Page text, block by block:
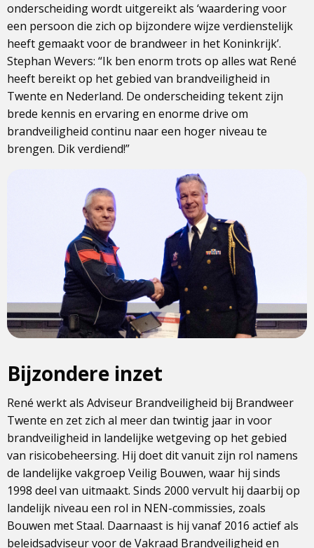
onderscheiding wordt uitgereikt als ‘waardering voor
een persoon die zich op bijzondere wijze verdienstelijk
heeft gemaakt voor de brandweer in het Koninkrijk’.
Stephan Wevers: “Ik ben enorm trots op alles wat René
heeft bereikt op het gebied van brandveiligheid in
Twente en Nederland. De onderscheiding tekent zijn
brede kennis en ervaring en enorme drive om
brandveiligheid continu naar een hoger niveau te
brengen. Dik verdiend!”
Bijzondere inzet
René werkt als Adviseur Brandveiligheid bij Brandweer
Twente en zet zich al meer dan twintig jaar in voor
brandveiligheid in landelijke wetgeving op het gebied
van risicobeheersing. Hij doet dit vanuit zijn rol namens
de landelijke vakgroep Veilig Bouwen, waar hij sinds
1998 deel van uitmaakt. Sinds 2000 vervult hij daarbij op
landelijk niveau een rol in NEN-commissies, zoals
Bouwen met Staal. Daarnaast is hij vanaf 2016 actief als
beleidsadviseur voor de Vakraad Brandveiligheid en